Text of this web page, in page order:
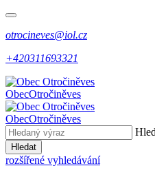
otrocineves@iol.cz
+420311693321
ObecOtročiněves
ObecOtročiněves
Hledat
rozšířené vyhledávání